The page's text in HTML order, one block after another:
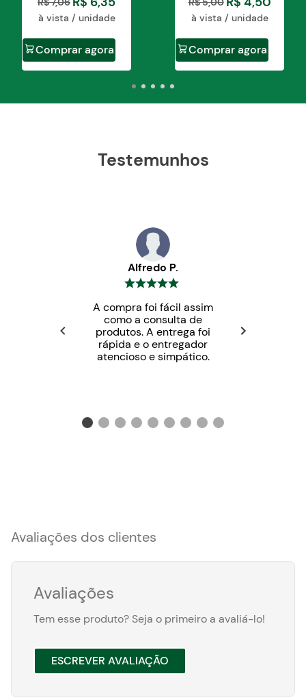
à vista / unidade
Comprar agora
à vista / unidade
Comprar agora
Testemunhos
Alfredo P.
A compra foi fácil assim
como a consulta de
produtos. A entrega foi
rápida e o entregador
atencioso e simpático.
Avaliações dos clientes
Avaliações
Tem esse produto? Seja o primeiro a avaliá-lo!
ESCREVER AVALIAÇÃO